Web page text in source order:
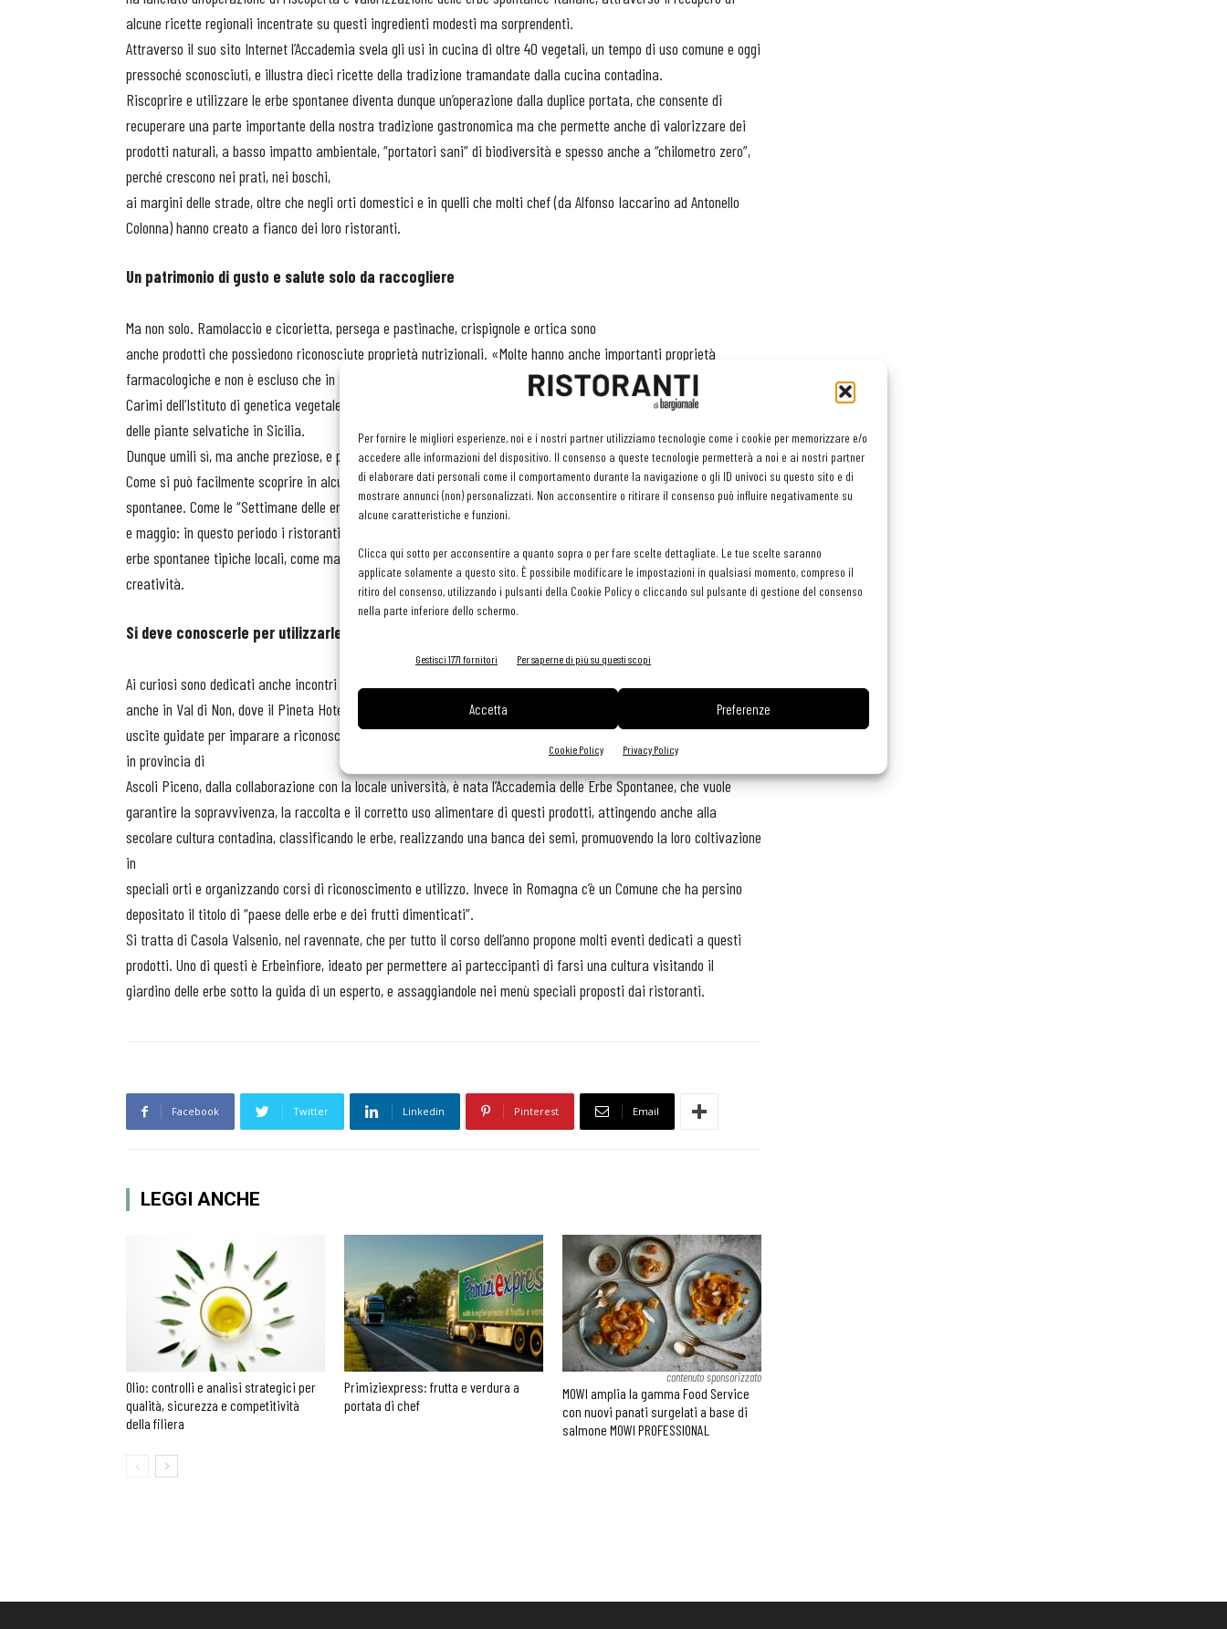
Per fornire le migliori esperienze, noi e i nostri partner utilizziamo tecnologie come i cookie per memorizzare e/o
accedere alle informazioni del dispositivo. Il consenso a queste tecnologie permetterà a noi e ai nostri partner
di elaborare dati personali come il comportamento durante la navigazione o gli ID univoci su questo sito e di
mostrare annunci (non) personalizzati. Non acconsentire o ritirare il consenso può influire negativamente su
alcune caratteristiche e funzioni.
Clicca qui sotto per acconsentire a quanto sopra o per fare scelte dettagliate. Le tue scelte saranno
applicate solamente a questo sito. È possibile modificare le impostazioni in qualsiasi momento, compreso il
ritiro del consenso, utilizzando i pulsanti della Cookie Policy o cliccando sul pulsante di gestione del consenso
nella parte inferiore dello schermo.
Gestisci 1771 fornitori Per saperne di più su questi scopi
Accetta Preferenze
Cookie Policy Privacy Policy
alcune ricette regionali incentrate su questi ingredienti modesti ma sorprendenti.
Attraverso il suo sito Internet l’Accademia svela gli usi in cucina di oltre 40 vegetali, un tempo di uso comune e oggi
pressoché sconosciuti, e illustra dieci ricette della tradizione tramandate dalla cucina contadina.
Riscoprire e utilizzare le erbe spontanee diventa dunque un’operazione dalla duplice portata, che consente di
recuperare una parte importante della nostra tradizione gastronomica ma che permette anche di valorizzare dei
prodotti naturali, a basso impatto ambientale, “portatori sani” di biodiversità e spesso anche a “chilometro zero”,
perché crescono nei prati, nei boschi,
ai margini delle strade, oltre che negli orti domestici e in quelli che molti chef (da Alfonso Iaccarino ad Antonello
Colonna) hanno creato a fianco dei loro ristoranti.
Un patrimonio di gusto e salute solo da raccogliere
Ma non solo. Ramolaccio e cicorietta, persega e pastinache, crispignole e ortica sono
anche prodotti che possiedono riconosciute proprietà nutrizionali. «Molte hanno anche importanti proprietà
farmacologiche e non è escluso che in futuro vengano utilizzate come “alimenti funzionali”» sottolinea Francesco
Carimi dell’Istituto di genetica vegetale (Igv) del Cnr, che ha recentemente pubblicato uno studio sull’uso alimentare
delle piante selvatiche in Sicilia.
Dunque umili sì, ma anche preziose, e persino in cucina dove si rivelano molto versatili e gustose.
Come si può facilmente scoprire in alcune rassegne gastronomiche che hanno come protagonista proprio le erbe
spontanee. Come le “Settimane delle erbe selvatiche” che si ripetono ogni anno a Lana d’Adige e dintorni tra aprile
e maggio: in questo periodo i ristoranti realizzano menù ispirati alla tradizione culinaria altoatesina utilizzando le
erbe spontanee tipiche locali, come malva, melissa e acetosella, per accendere i sapori e dare spazio alla
creatività.
Si deve conoscerle per utilizzarle
Ai curiosi sono dedicati anche incontri e escursioni guidate per conoscere queste erbe, come accade in maggio
anche in Val di Non, dove il Pineta Hotels di Tavon di Coredo dedica una settimana alle erbe di montagna, con
uscite guidate per imparare a riconoscerle e corsi con lo chef per scoprire come cucinarle. A Monte San Pietrangeli,
in provincia di
Ascoli Piceno, dalla collaborazione con la locale università, è nata l’Accademia delle Erbe Spontanee, che vuole
garantire la sopravvivenza, la raccolta e il corretto uso alimentare di questi prodotti, attingendo anche alla
secolare cultura contadina, classificando le erbe, realizzando una banca dei semi, promuovendo la loro coltivazione
in
speciali orti e organizzando corsi di riconoscimento e utilizzo. Invece in Romagna c’è un Comune che ha persino
depositato il titolo di “paese delle erbe e dei frutti dimenticati”.
Si tratta di Casola Valsenio, nel ravennate, che per tutto il corso dell’anno propone molti eventi dedicati a questi
prodotti. Uno di questi è Erbeinfiore, ideato per permettere ai parteccipanti di farsi una cultura visitando il
giardino delle erbe sotto la guida di un esperto, e assaggiandole nei menù speciali proposti dai ristoranti.
Facebook Twitter Linkedin Pinterest Email
LEGGI ANCHE
Olio: controlli e analisi strategici per
qualità, sicurezza e competitività
della filiera
Primiziexpress: frutta e verdura a
portata di chef
contenuto sponsorizzato
MOWI amplia la gamma Food Service
con nuovi panati surgelati a base di
salmone MOWI PROFESSIONAL